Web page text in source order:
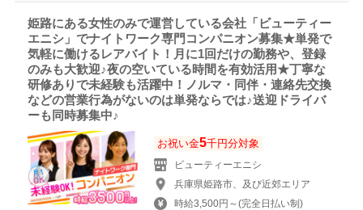
姫路にある女性のみで運営している会社「ビューティー
エニシ」でナイトワーク専門コンパニオン募集★単発で
気軽に働けるレアバイト！月に1回だけの勤務や、登録
のみも大歓迎♪夜の空いている時間を有効活用★丁寧な
研修ありで未経験も活躍中！ノルマ・同伴・連絡先交換
などの営業行為がないのは単発ならでは♪送迎ドライバ
ーも同時募集中♪
お祝い金5千円分対象
ビューティーエニシ
兵庫県姫路市、及び近郊エリア
時給3,500円～(完全日払い制)